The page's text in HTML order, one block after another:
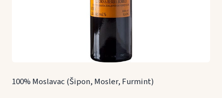
100% Moslavac (Šipon, Mosler, Furmint)